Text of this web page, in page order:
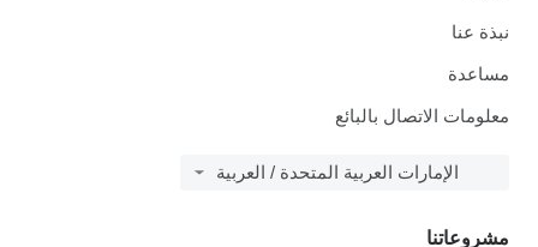
نبذة عنا
مساعدة
معلومات الاتصال بالبائع
الإمارات العربية المتحدة / العربية
مشروعاتنا